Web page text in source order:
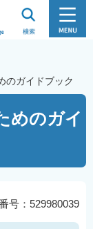
のガイドブック
めのガイ
号：529980039